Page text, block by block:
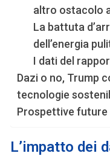
altro ostacolo
La battuta
dell’energia
I dati del
Dazi o no, Trump
tecnologie
Prospettive future
L’impatto dei